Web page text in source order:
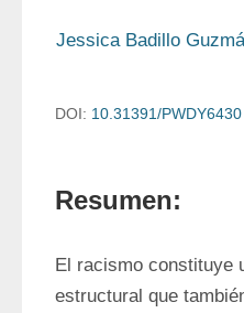
Jessica Badillo
DOI: 10.31391/PWDY6430
Resumen:
El racismo constituye
estructural que